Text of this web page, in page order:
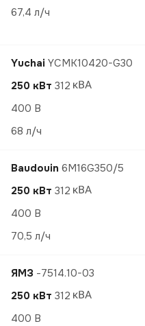
67,4 л/ч
Yuchai YCMK10420-G30
250 кВт 312
400 В
68 л/ч
Baudouin 6M16G350/5
250 кВт 312
400 В
70,5 л/ч
ЯМЗ -7514.10-03
250 кВт 312
400 В